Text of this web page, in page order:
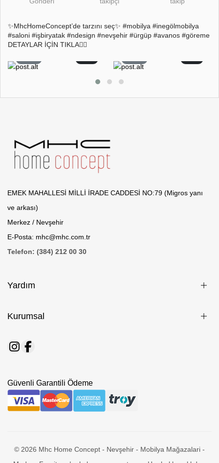
✨MhcHomeConcept’de tarzını seç✨ #mobilya #inegölmobilya
#saloni #işbiryatak #ndesign #nevşehir #ürgüp #avanos #göreme
DETAYLAR İÇİN TIKLA👇🏻
EMEK MAHALLESİ MİLLİ İRADE CADDESİ NO:79 (Migros yanı
ve arkası)
Merkez / Nevşehir
E-Posta: mhc@mhc.com.tr
Telefon: (384) 212 00 30
Yardım
Kurumsal
Güvenli Garantili Ödeme
© 2026 Mhc Home Concept - Nevşehir - Mobilya Mağazalari -